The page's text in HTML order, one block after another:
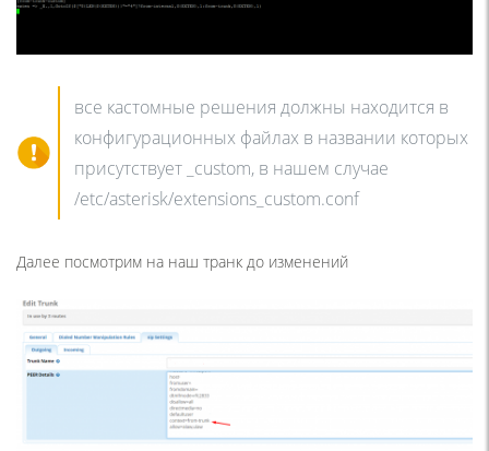
все кастомные решения должны находится в
конфигурационных файлах в названии которых
присутствует _custom, в нашем случае
/etc/asterisk/extensions_custom.conf
Далее посмотрим на наш транк до изменений